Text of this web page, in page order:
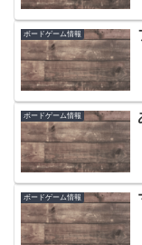
ボードゲーム情報
ボードゲーム情報
ボードゲーム情報